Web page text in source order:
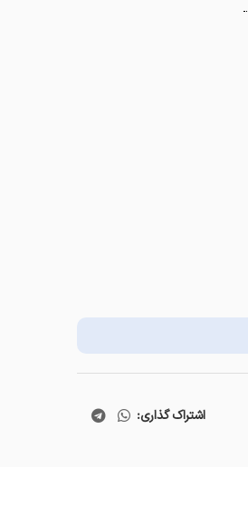
اشتراک گذاری: